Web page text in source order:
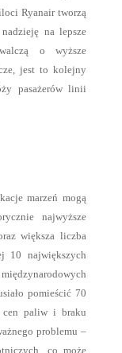
Ryanair tworzą
na lepsze
o wyższe
jest to kolejny
pasażerów linii
marzeń mogą
najwyższe
większa liczba
10 największych
pomieścić 70
cen paliw i braku
problemu –
co może